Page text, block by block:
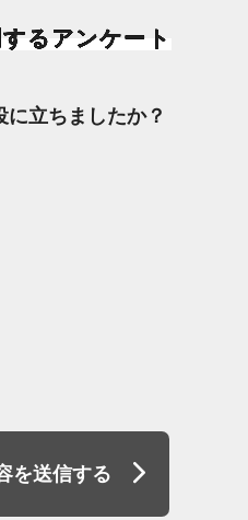
るアンケート
に立ちましたか？
を送信する